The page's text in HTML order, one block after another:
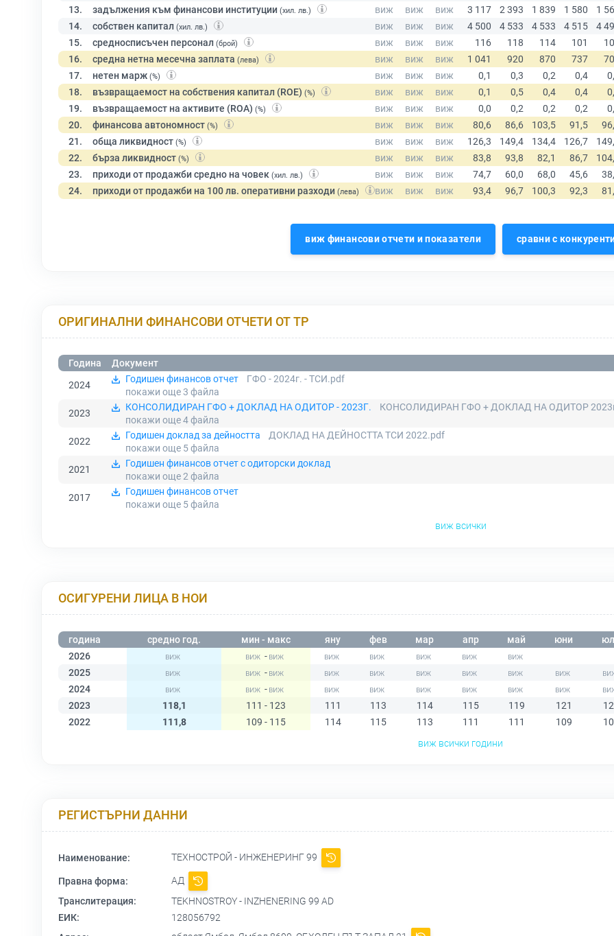
13. задължения към финансови институции (хил. лв.)
14. собствен капитал (хил. лв.)
15. средносписъчен персонал (брой)
16. средна нетна месечна заплата (лева)
17. нетен марж (%)
18. възвращаемост на собствения капитал (ROE) (%)
19. възвращаемост на активите (ROA) (%)
20. финансова автономност (%)
21. обща ликвидност (%)
22. бърза ликвидност (%)
23. приходи от продажби средно на човек (хил. лв.)
24. приходи от продажби на 100 лв. оперативни разходи (лева)
виж финансови отчети и показатели сравни с
ОРИГИНАЛНИ ФИНАНСОВИ ОТЧЕТИ ОТ ТР
Година
Документ
2024
Годишен финансов отчет
ГФО - 2024г. - ТСИ.pdf
покажи още 3 файла
2023
КОНСОЛИДИРАН ГФО + ДОКЛАД НА ОДИТОР - 2023Г.
КОНСОЛИДИРАН ГФО + ДОКЛАД НА ОДИТОР
покажи още 4файла
2022
Годишен доклад за дейността
ДОКЛАД НА ДЕЙНОСТТА ТСИ 2022.pdf
покажи още 5файла
2021
Годишен финансов отчет с одиторски доклад
покажи още 2 файла
2017
Годишен финансов отчет
покажи още 5файла
виж всички
ОСИГУРЕНИ ЛИЦА В НОИ
година средно год. мин - макс яну фев мар апр май юни
2026
-
2025
-
2024
-
2023
118,1 111 - 123 111 113 114 115 119 121
2022
111,8 109 - 115 114 115 113 111 111 109
виж всички години
РЕГИСТЪРНИ ДАННИ
Наименование: ТЕХНОСТРОЙ - ИНЖЕНЕРИНГ 99
Правна форма:
АД
Транслитерация:
TEKHNOSTROY - INZHENERING 99 AD
ЕИК:
128056792